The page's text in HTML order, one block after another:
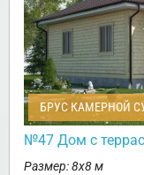
БРУС КАМЕРНОЙ
№47 Дом с
Размер: 8х8 м